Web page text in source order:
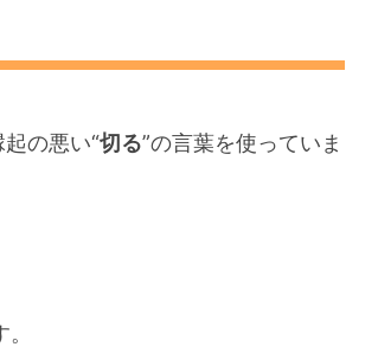
の悪い“切る”の言葉を使っていま